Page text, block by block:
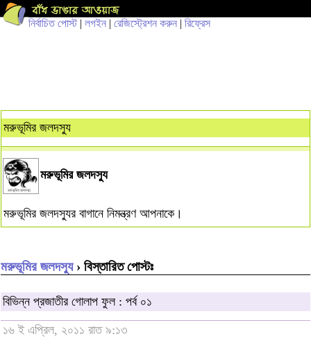
নির্বাচিত পোস্ট| লগইন | রেজিস্ট্রেশন করুন | রিফ্রেস
মরুভূমির জলদস্যু
মরুভূমির জলদস্যু
মরুভূমির জলদস্যুর বাগানে নিমন্ত্রণ আপনাকে।
মরুভূমির জলদস্যু› বিস্তারিত পোস্টঃ
বিভিন্ন প্রজাতীর গোলাপ ফুল : পর্ব ০১
১৬ ই এপ্রিল, ২০১১ রাত ৯:১৩